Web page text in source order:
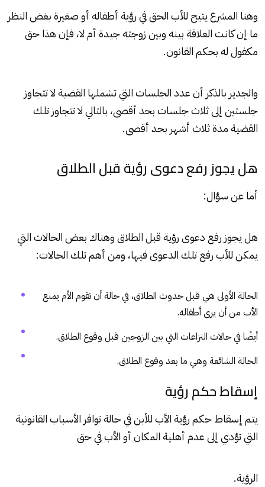
وهنا المشرع يتيح للأب الحق في رؤية أطفاله أو صغيرة بغض النظر
ما إن كانت العلاقة بينه وبين زوجته جيدة أم لا، فإن هذا حق
مكفول له بحكم القانون.
والجدير بالذكر أن عدد الجلسات التي تشملها القضية لا تتجاوز
جلستين إلى ثلاث جلسات بحد أقصى، بالتالي لا تتجاوز تلك
القضية مدة ثلاث أشهر بحد أقصى.
هل يجوز رفع دعوى رؤية قبل الطلاق
أما عن سؤال:
هل يجوز رفع دعوى رؤية قبل الطلاق وهناك بعض الحالات التي
يمكن للأب رفع تلك الدعوى فيها، ومن أهم تلك الحالات:
الحالة الأولى هي قبل حدوث الطلاق، في حالة أن تقوم الأم يمنع
الأب من أن يرى أطفاله.
أيضًا في حالات النزاعات التي بين الزوجين قبل وقوع الطلاق.
الحالة الشائعة وهي ما بعد وقوع الطلاق.
إسقاط حكم رؤية
يتم إسقاط حكم رؤية الأب للأبن في حالة توافر الأسباب القانونية
التي تؤدي إلى عدم أهلية المكان أو الأب في حق
الرؤية.